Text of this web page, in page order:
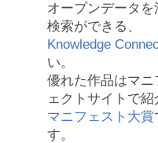
オープンデータを
検索ができる、
Knowledge
い。
優れた作品はマ
ェクトサイトで紹
マニフェスト大賞
す。